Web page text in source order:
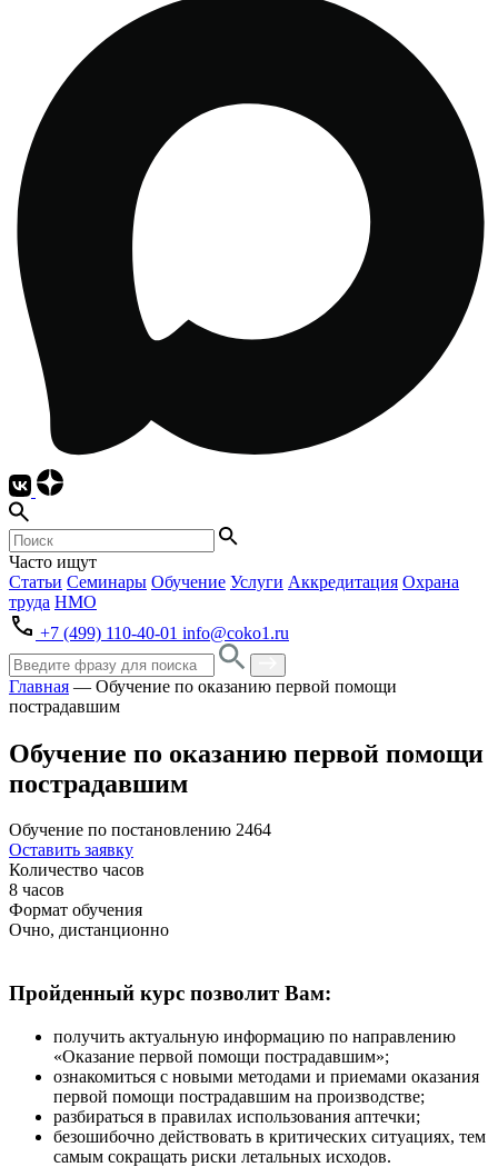
Часто ищут
Статьи Семинары Обучение Услуги Аккредитация Охрана
труда НМО
+7 (499) 110-40-01 info@coko1.ru
Главная — Обучение по оказанию первой помощи
пострадавшим
Обучение по оказанию первой помощи
пострадавшим
Обучение по постановлению 2464
Оставить заявку
Количество часов
8 часов
Формат обучения
Очно, дистанционно
Пройденный курс позволит Вам:
получить актуальную информацию по направлению
«Оказание первой помощи пострадавшим»;
ознакомиться с новыми методами и приемами оказания
первой помощи пострадавшим на производстве;
разбираться в правилах использования аптечки;
безошибочно действовать в критических ситуациях, тем
самым сокращать риски летальных исходов.